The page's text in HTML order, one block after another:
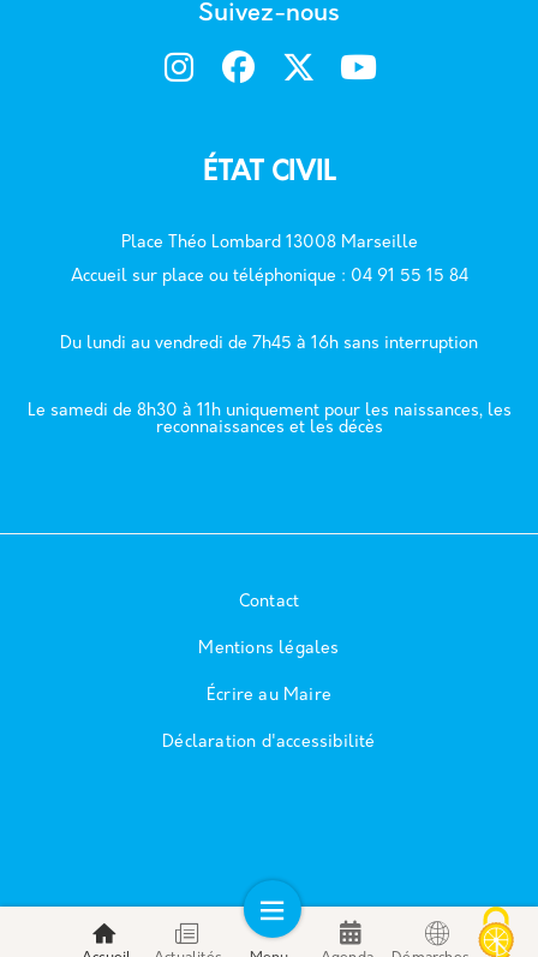
Suivez-nous
ÉTAT CIVIL
Place Théo Lombard 13008 Marseille
Accueil sur place ou téléphonique : 04 91 55 15 84
Du lundi au vendredi de 7h45 à 16h sans interruption
Le samedi de 8h30 à 11h uniquement pour les naissances, les
reconnaissances et les décès
Contact
Mentions légales
Écrire au Maire
Déclaration d'accessibilité